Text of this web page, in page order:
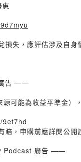
失，應評估涉及自身
告 ——
可能為收益平準金）
賠，申購前應詳閱公開
Podcast 廣告 ——